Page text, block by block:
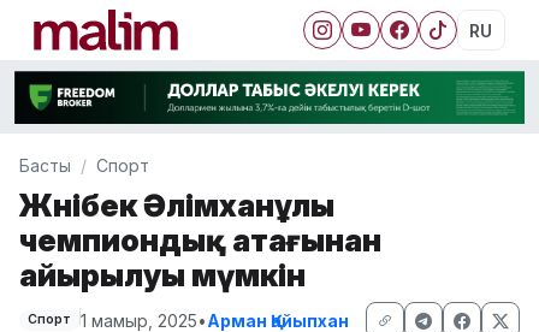
RU
Басты Спорт
Жәнібек Әлімханұлы
чемпиондық атағынан
айырылуы мүмкін
Спорт 1 мамыр, 2025•Арман Қайыпхан